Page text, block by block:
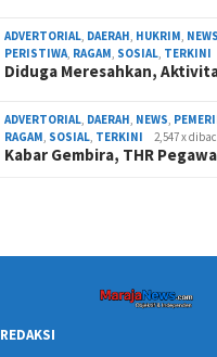
ADVERTORIAL, DAERAH, HUKRIM, NEWS
PERISTIWA, RAGAM, SOSIAL, TERKINI
Diduga Meresahkan,
ADVERTORIAL, DAERAH, NEWS,
RAGAM, SOSIAL, TERKINI 2,547 x
Kabar Gembira, THR
REDAKSI